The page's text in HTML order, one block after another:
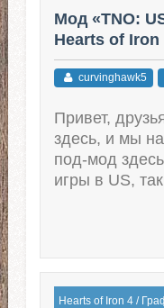
Мод «TNO:
Hearts of Iron
curvinghawk5
Привет,
здесь, и мы
под-мод
игры в US, так
Hearts of Iron 4/